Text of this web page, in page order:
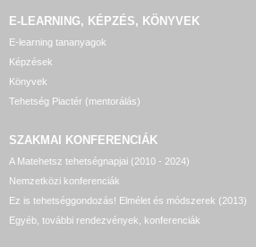
E-LEARNING, KÉPZÉS, KÖNYVEK
E-learning tananyagok
Képzések
Könyvek
Tehetség Piactér (mentorálás)
SZAKMAI KONFERENCIÁK
A Matehetsz tehetségnapjai (2010 - 2024)
Nemzetközi konferenciák
Ez is tehetséggondozás! Elmélet és módszerek (2013)
Egyéb, további rendezvények, konferenciák